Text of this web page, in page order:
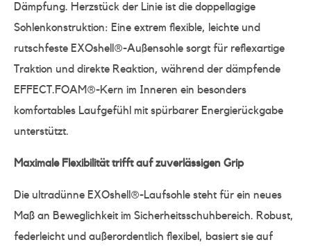
Dämpfung. Herzstück der Linie ist die doppellagige
Sohlenkonstruktion: Eine extrem flexible, leichte und
rutschfeste EXOshell®-Außensohle sorgt für reflexartige
Traktion und direkte Reaktion, während der dämpfende
EFFECT.FOAM®-Kern im Inneren ein besonders
komfortables Laufgefühl mit spürbarer Energierückgabe
unterstützt.
Maximale Flexibilität trifft auf zuverlässigen Grip
Die ultradünne EXOshell®-Laufsohle steht für ein neues
Maß an Beweglichkeit im Sicherheitsschuhbereich. Robust,
federleicht und außerordentlich flexibel, basiert sie auf